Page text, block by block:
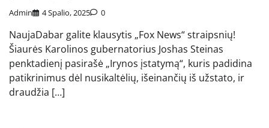
Admin 4 Spalio, 2025 0
NaujaDabar galite klausytis „Fox News“ straipsnių!
Šiaurės Karolinos gubernatorius Joshas Steinas
penktadienį pasirašė „Irynos įstatymą“, kuris padidina
patikrinimus dėl nusikaltėlių, išeinančių iš užstato, ir
draudžia […]